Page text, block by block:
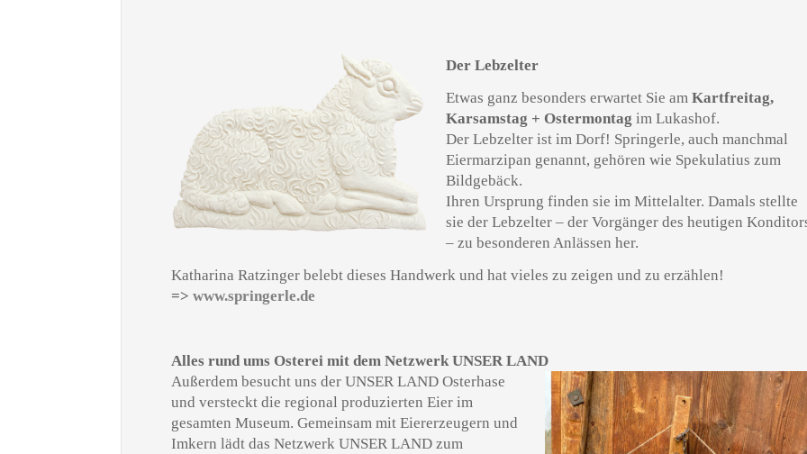
Der Lebzelter
Etwas ganz besonders erwartet Sie amKartfreitag,
Karsamstag + Ostermontag im Lukashof.
Der Lebzelter ist im Dorf! Springerle, auch manchmal
Eiermarzipan genannt, gehören wie Spekulatius zum
Bildgebäck.
Ihren Ursprung finden sie im Mittelalter. Damals stellte
sie der Lebzelter – der Vorgänger des heutigen
– zu besonderen Anlässen her.
Katharina Ratzinger belebt dieses Handwerk und hat vieles zu zeigen und zu erzählen!
=>www.springerle.de
Alles rund ums Osterei mit dem Netzwerk UNSER LAND
Außerdem besucht uns der UNSER LAND Osterhase
und versteckt die regional produzierten Eier im
gesamten Museum. Gemeinsam mit Eiererzeugern und
Imkern lädt das Netzwerk UNSER LAND zum